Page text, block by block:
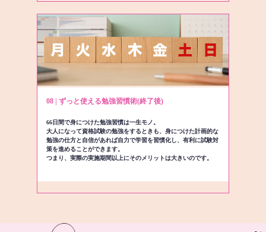
08 | ずっと使える勉強習慣術(終了後)
66日間で身につけた勉強習慣は一生モノ。
大人になって資格試験の勉強をするときも、身につけた計画的な
勉強の仕方と自信があれば自力で学習を習慣化し、有利に試験対
策を進めることができます。
つまり、実際の実施期間以上にそのメリットは大きいのです。